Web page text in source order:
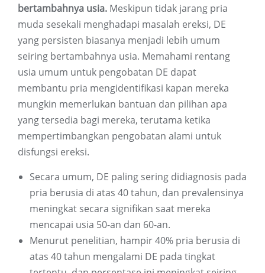
bertambahnya usia. Meskipun tidak jarang pria
muda sesekali menghadapi masalah ereksi, DE
yang persisten biasanya menjadi lebih umum
seiring bertambahnya usia. Memahami rentang
usia umum untuk pengobatan DE dapat
membantu pria mengidentifikasi kapan mereka
mungkin memerlukan bantuan dan pilihan apa
yang tersedia bagi mereka, terutama ketika
mempertimbangkan pengobatan alami untuk
disfungsi ereksi.
Secara umum, DE paling sering didiagnosis pada
pria berusia di atas 40 tahun, dan prevalensinya
meningkat secara signifikan saat mereka
mencapai usia 50-an dan 60-an.
Menurut penelitian, hampir 40% pria berusia di
atas 40 tahun mengalami DE pada tingkat